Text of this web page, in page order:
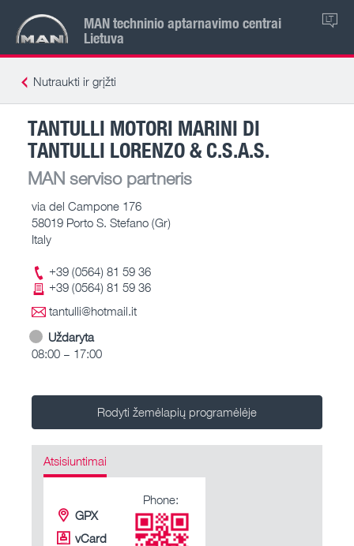
MAN techninio aptarnavimo centrai
Lietuva
LT
Nutraukti ir grįžti
TANTULLI MOTORI MARINI DI
TANTULLI LORENZO & C.S.A.S.
MAN serviso partneris
via del Campone 176
58019 Porto S. Stefano (Gr)
Italy
+39 (0564) 81 59 36
+39 (0564) 81 59 36
tantulli@hotmail.it
Uždaryta
08:00 – 17:00
Rodyti žemėlapių programėlėje
Atsisiuntimai
GPX
vCard
Phone: